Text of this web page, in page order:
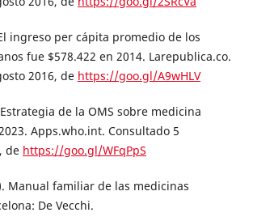
ingreso per cápita promedio de los
fue $578.422 en 2014. Larepublica.co.
2016, de https://goo.gl/A9wHLV
de la OMS sobre medicina
Apps.who.int. Consultado 5
de https://goo.gl/WFqPpS
Manual familiar de las medicinas
De Vecchi.